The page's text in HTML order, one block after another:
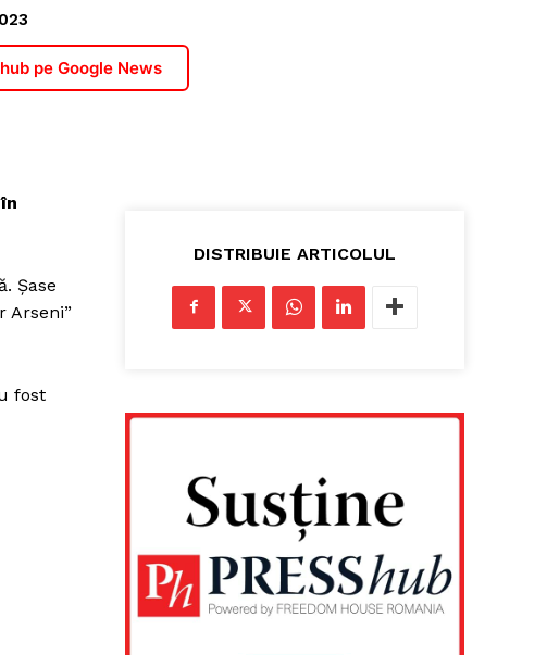
pe Google News
Șase
Arseni”
fost
DISTRIBUIE ARTICOLUL